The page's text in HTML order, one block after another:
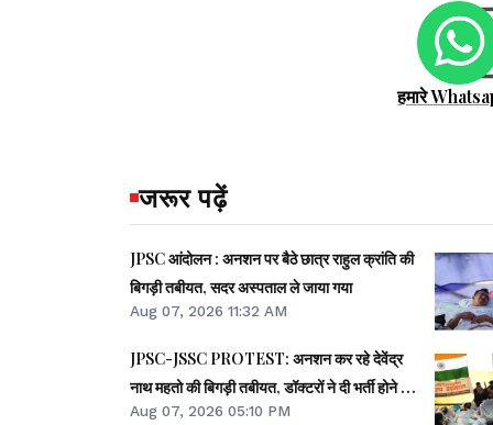
हमारे
जरूर पढ़ें
JPSC आंदोलन : अनशन पर बैठे छात्र राहुल क्रांति की
बिगड़ी तबीयत, सदर अस्पताल ले जाया गया
Aug 07, 2026 11:32 AM
JPSC-JSSC PROTEST: अनशन कर रहे देवेंद्र
नाथ महतो की बिगड़ी तबीयत, डॉक्टरों ने दी भर्ती होने की
सलाह
Aug 07, 2026 05:10 PM